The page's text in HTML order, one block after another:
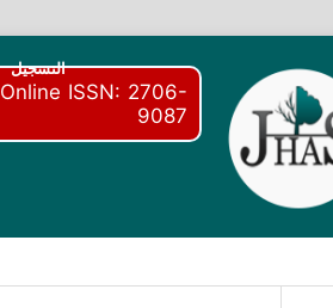
Online ISSN: 2706-
9087
التسجيل